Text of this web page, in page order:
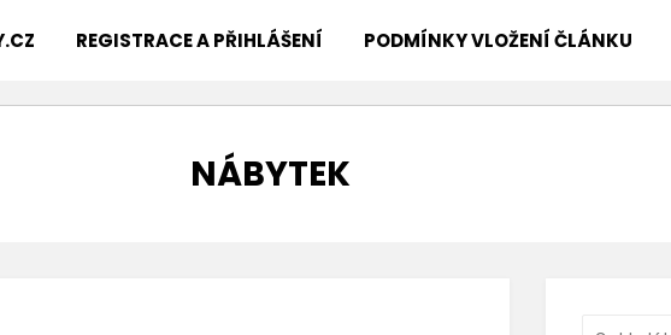
REGISTRACE A PŘIHLÁŠENÍ PODMÍNKY VLOŽENÍ ČLÁNKU
RUBRIKA
:
NÁBYTEK
Vyhledávání